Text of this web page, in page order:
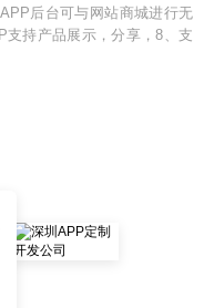
后台可与网站商城进行无
持产品展示，分享，8、支